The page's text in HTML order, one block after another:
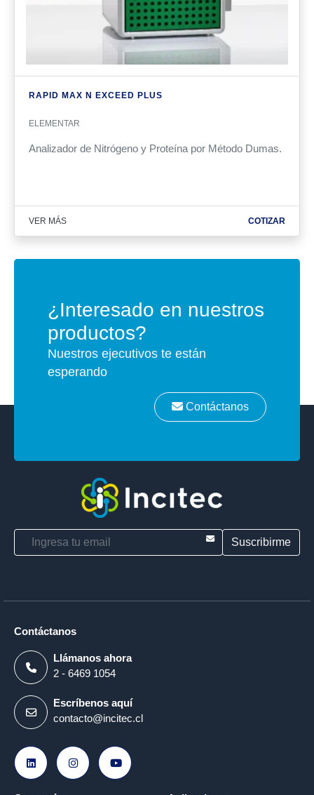
RAPID MAX N EXCEED PLUS
ELEMENTAR
Analizador de Nitrógeno y Proteína por Método Dumas.
VER MÁS COTIZAR
¿Interesado en nuestros
productos?
Nuestros ejecutivos te están
esperando
Contáctanos
E-mail
Contáctanos
Llámanos ahora
2 - 6469 1054
Escríbenos aquí
contacto@incitec.cl
Ir a LinkedInIr a Instagram
Ir a Youtube